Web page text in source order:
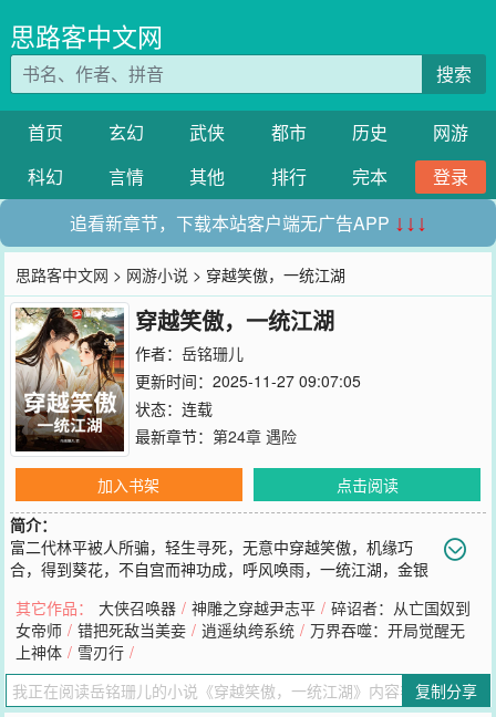
思路客中文网
搜索
首页 玄幻 武侠 都市 历史
网游
科幻
言情 其他 排行 完本
登录
追看新章节，下载本站客户端无广告APP ↓↓↓
思路客中文网 > 网游小说 > 穿越笑傲，一统江湖
穿越笑傲，一统江湖
作者： 岳铭珊儿
更新时间：2025-11-27 09:07:05
状态：连载
最新章节： 第24章 遇险
加入书架
点击阅读
简介：
富二代林平被人所骗，轻生寻死，无意中穿越笑傲，机缘巧
合，得到葵花，不自宫而神功成，呼风唤雨，一统江湖，金银
务平台，免费提供外卖、打车等服务，功成身退，归隐山林，美女相
伴，逍遥自在。
您要是觉得《穿越笑傲，一统江湖
和微博微信里的朋友推荐哦！
其它作品： 大侠召唤器 / 神雕之穿越尹志平 / 碎诏者：从亡国奴到
女帝师 / 错把死敌当美妾 / 逍遥纨绔系统 / 万界吞噬：开局觉醒无
上神体 / 雪刃行 /
复制分享